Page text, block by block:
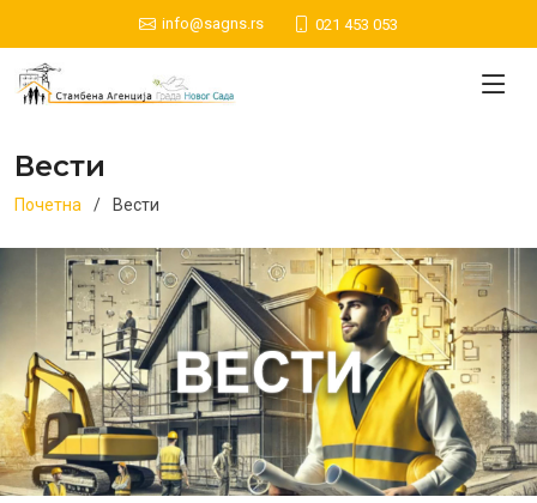
info@sagns.rs 021 453 053
Вести
Почетна Вести